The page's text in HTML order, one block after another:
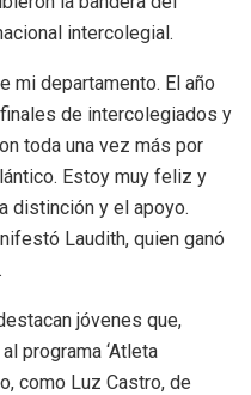
intercolegial.
mi departamento. El año
de intercolegiados y
toda una vez más por
Estoy muy feliz y
distinción y el apoyo.
Laudith, quien ganó
jóvenes que,
programa ‘Atleta
como Luz Castro, de